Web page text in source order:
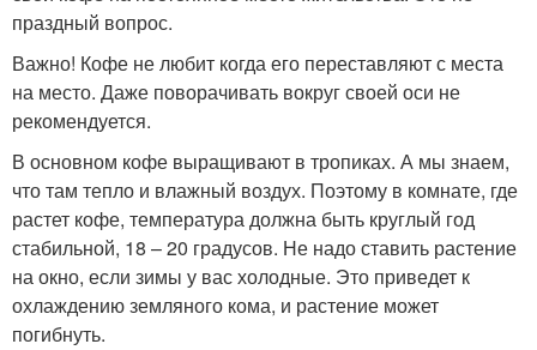
праздный вопрос.
Важно! Кофе не любит когда его переставляют с места
на место. Даже поворачивать вокруг своей оси не
рекомендуется.
В основном кофе выращивают в тропиках. А мы знаем,
что там тепло и влажный воздух. Поэтому в комнате, где
растет кофе, температура должна быть круглый год
стабильной, 18 – 20 градусов. Не надо ставить растение
на окно, если зимы у вас холодные. Это приведет к
охлаждению земляного кома, и растение может
погибнуть.